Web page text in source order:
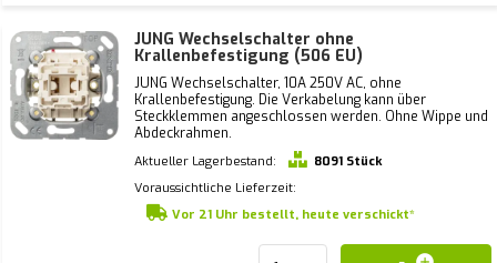
JUNG Wechselschalter ohne
Krallenbefestigung (506 EU)
JUNG Wechselschalter, 10A 250V AC, ohne
Krallenbefestigung. Die Verkabelung kann über
Steckklemmen angeschlossen werden. Ohne Wippe und
Abdeckrahmen.
Aktueller Lagerbestand:
8091 Stück
Voraussichtliche Lieferzeit:
Vor 21 Uhr bestellt, heute verschickt*